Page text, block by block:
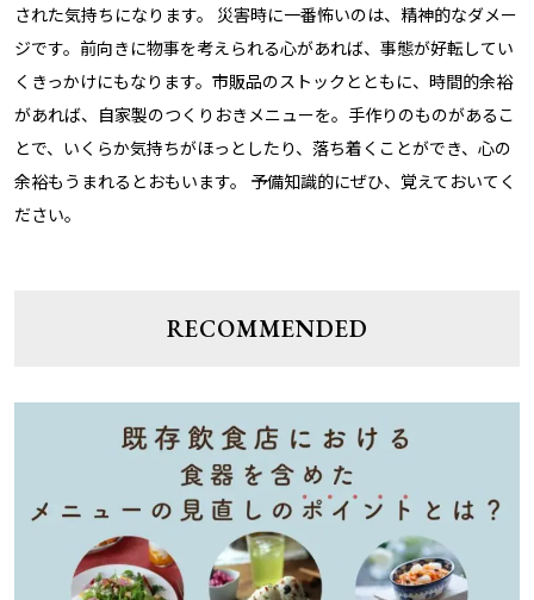
された気持ちになります。 災害時に一番怖いのは、精神的なダメー
ジです。前向きに物事を考えられる心があれば、事態が好転してい
くきっかけにもなります。市販品のストックとともに、時間的余裕
があれば、自家製のつくりおきメニューを。手作りのものがあるこ
とで、いくらか気持ちがほっとしたり、落ち着くことができ、心の
余裕もうまれるとおもいます。 予備知識的にぜひ、覚えておいてく
ださい。
RECOMMENDED